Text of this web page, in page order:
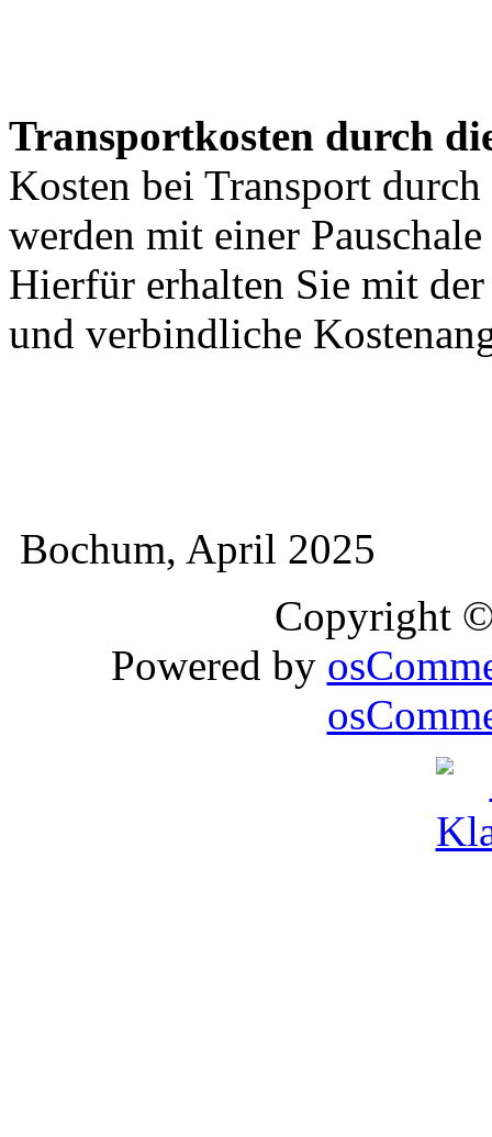
Transportkosten durch
Kosten bei Transport
werden mit einer
Hierfür erhalten Sie mit
und verbindliche
Bochum, April 2025
Copyright
Powered by